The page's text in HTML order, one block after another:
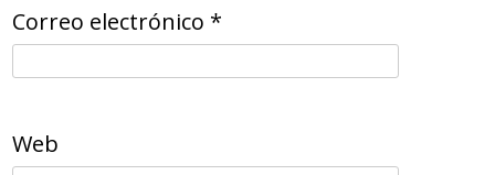
Correo electrónico *
Web